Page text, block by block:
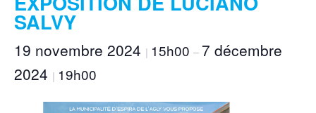
SALVY
19 novembre 2024 | 15h00 – 7 décembre
2024 | 19h00